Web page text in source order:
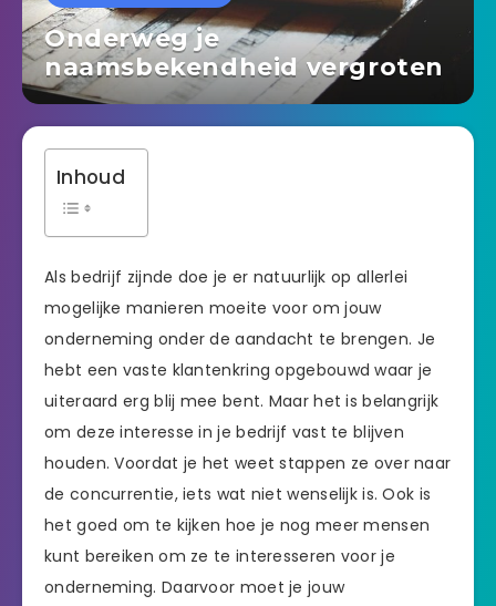
Onderweg je
naamsbekendheid vergroten
Inhoud
Als bedrijf zijnde doe je er natuurlijk op allerlei
mogelijke manieren moeite voor om jouw
onderneming onder de aandacht te brengen. Je
hebt een vaste klantenkring opgebouwd waar je
uiteraard erg blij mee bent. Maar het is belangrijk
om deze interesse in je bedrijf vast te blijven
houden. Voordat je het weet stappen ze over naar
de concurrentie, iets wat niet wenselijk is. Ook is
het goed om te kijken hoe je nog meer mensen
kunt bereiken om ze te interesseren voor je
onderneming. Daarvoor moet je jouw